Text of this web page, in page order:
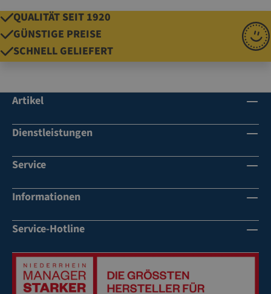
QUALITÄT SEIT 1920
GÜNSTIGE PREISE
SCHNELL GELIEFERT
Artikel
Dienstleistungen
Service
Informationen
Service-Hotline